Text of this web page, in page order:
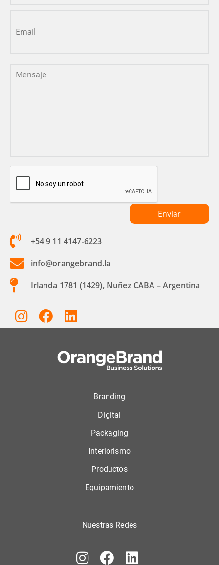
+54 9 11 4147-6223
info@orangebrand.la
Irlanda 1781 (1429), Nuñez CABA – Argentina
Branding
Digital
Packaging
Interiorismo
Productos
Equipamiento
Nuestras Redes